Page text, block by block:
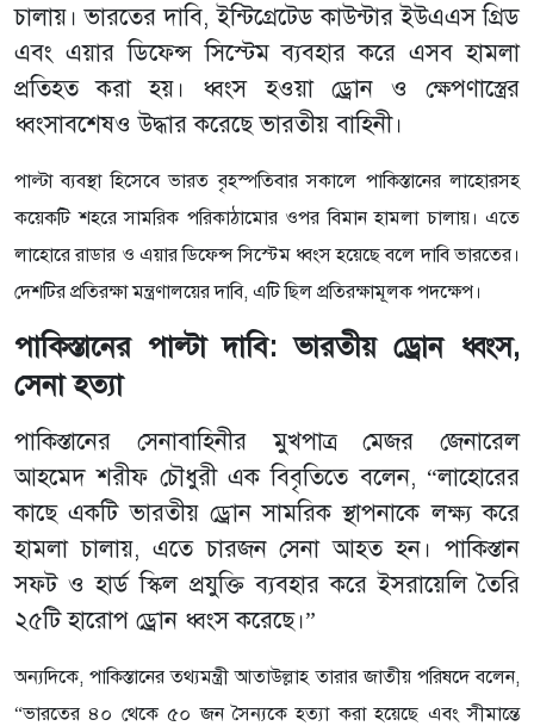
চালায়। ভারতের দাবি, ইন্টিগ্রেটেড কাউন্টার ইউএএস গ্রিড
এবং এয়ার ডিফেন্স সিস্টেম ব্যবহার করে এসব হামলা
প্রতিহত করা হয়। ধ্বংস হওয়া ড্রোন ও ক্ষেপণাস্ত্রের
ধ্বংসাবশেষও উদ্ধার করেছে ভারতীয় বাহিনী।
পাল্টা ব্যবস্থা হিসেবে ভারত বৃহস্পতিবার সকালে পাকিস্তানের লাহোরসহ
কয়েকটি শহরে সামরিক পরিকাঠামোর ওপর বিমান হামলা চালায়। এতে
লাহোরে রাডার ও এয়ার ডিফেন্স সিস্টেম ধ্বংস হয়েছে বলে দাবি ভারতের।
দেশটির প্রতিরক্ষা মন্ত্রণালয়ের দাবি, এটি ছিল প্রতিরক্ষামূলক পদক্ষেপ।
পাকিস্তানের পাল্টা দাবি: ভারতীয় ড্রোন ধ্বংস,
সেনা হত্যা
পাকিস্তানের সেনাবাহিনীর মুখপাত্র মেজর জেনারেল
আহমেদ শরীফ চৌধুরী এক বিবৃতিতে বলেন, “লাহোরের
কাছে একটি ভারতীয় ড্রোন সামরিক স্থাপনাকে লক্ষ্য করে
হামলা চালায়, এতে চারজন সেনা আহত হন। পাকিস্তান
সফট ও হার্ড স্কিল প্রযুক্তি ব্যবহার করে ইসরায়েলি তৈরি
২৫টি হারোপ ড্রোন ধ্বংস করেছে।”
অন্যদিকে, পাকিস্তানের তথ্যমন্ত্রী আতাউল্লাহ তারার জাতীয় পরিষদে বলেন,
“ভারতের ৪০ থেকে ৫০ জন সৈন্যকে হত্যা করা হয়েছে এবং সীমান্তে